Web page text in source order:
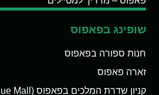
שופינג בפאפוס
חנות ספורה בפאפוס
זארה פאפוס
קניון שדרת המלכים בפאפוס (Kings Avenue Mall)